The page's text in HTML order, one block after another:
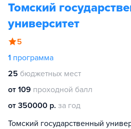
Томский
университет
5
1 программа
25 бюджетных мест
от 109 проходной балл
от 350000 р. за год
Томский государственный